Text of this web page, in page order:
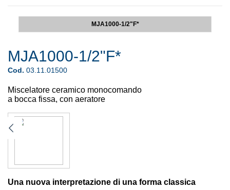
MJA1000-1/2"F*
MJA1000-1/2"F*
Cod. 03.11.01500
Miscelatore ceramico monocomando
a bocca fissa, con aeratore
Una nuova interpretazione di una forma classica